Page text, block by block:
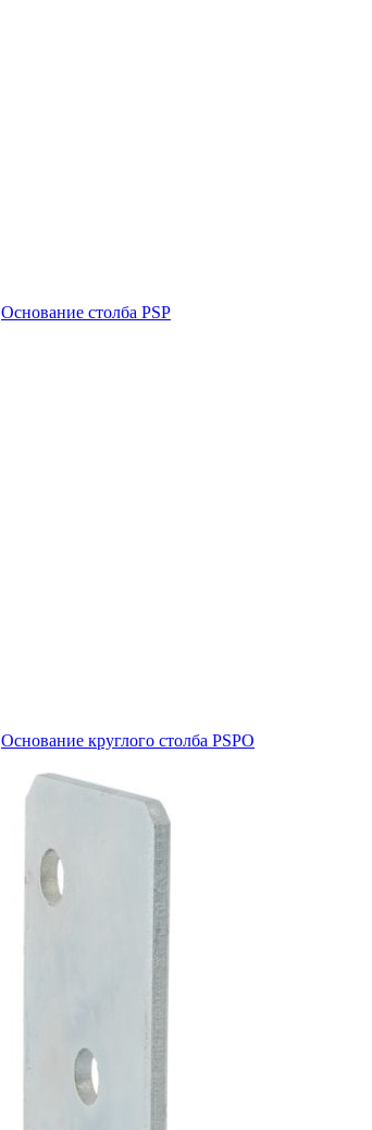
Основание столба PSP
Основание круглого столба PSPO